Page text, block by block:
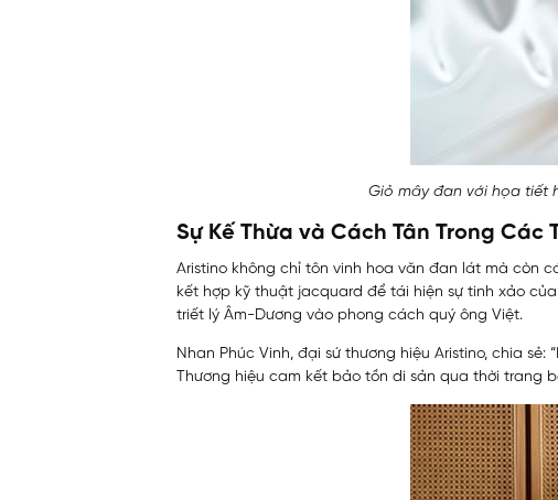
Giỏ mây đan với họa tiết
Sự Kế Thừa và Cách Tân Trong Các
Aristino không chỉ tôn vinh hoa văn đan lát mà còn
kết hợp kỹ thuật jacquard để tái hiện sự tinh xảo
triết lý Âm-Dương vào phong cách quý ông Việt.
Nhan Phúc Vinh, đại sứ thương hiệu Aristino, chia
Thương hiệu cam kết bảo tồn di sản qua thời trang